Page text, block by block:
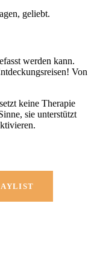
geliebt.
werden kann.
Von
keine Therapie
sie unterstützt